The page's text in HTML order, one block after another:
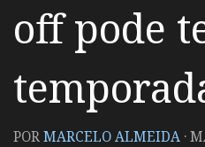
off pode
PORMARCELO ALMEIDA ·